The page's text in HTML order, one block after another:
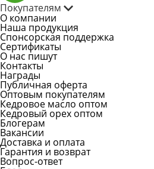
Покупателям
О компании
Наша продукция
Спонсорская поддержка
Сертификаты
О нас пишут
Контакты
Награды
Публичная оферта
Оптовым покупателям
Кедровое масло оптом
Кедровый орех оптом
Блогерам
Вакансии
Доставка и оплата
Гарантия и возврат
Вопрос-ответ